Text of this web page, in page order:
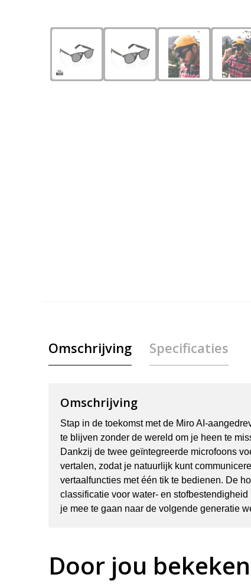
Omschrijving Specificaties
Omschrijving
Stap in de toekomst met de Miro AI-
te blijven zonder de wereld om je heen te
Dankzij de twee geïntegreerde microfoons
vertalen, zodat je natuurlijk kunt
vertaalfuncties met één tik te bedienen. De
classificatie voor water- en
je mee te gaan naar de volgende generatie
Door jou bekeken